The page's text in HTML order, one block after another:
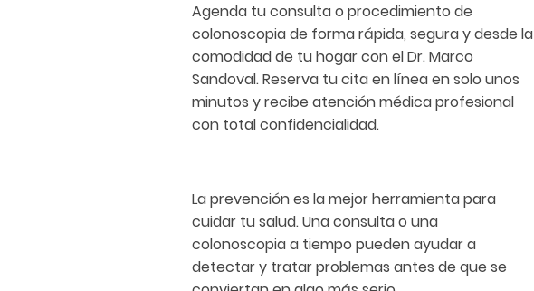
Agenda tu consulta o procedimiento de
colonoscopia de forma rápida, segura y desde la
comodidad de tu hogar con el Dr. Marco
Sandoval. Reserva tu cita en línea en solo unos
minutos y recibe atención médica profesional
con total confidencialidad.
La prevención es la mejor herramienta para
cuidar tu salud. Una consulta o una
colonoscopia a tiempo pueden ayudar a
detectar y tratar problemas antes de que se